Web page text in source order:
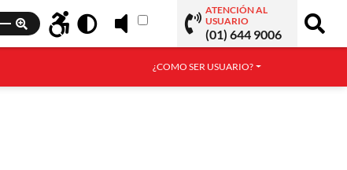
ATENCIÓN AL
USUARIO
(01) 644 9006
¿COMO SER USUARIO?